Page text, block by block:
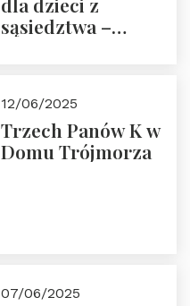
sąsiedztwa –
Fundacji
12/06/2025
Trzech Panów K w
Domu Trójmorza
07/06/2025